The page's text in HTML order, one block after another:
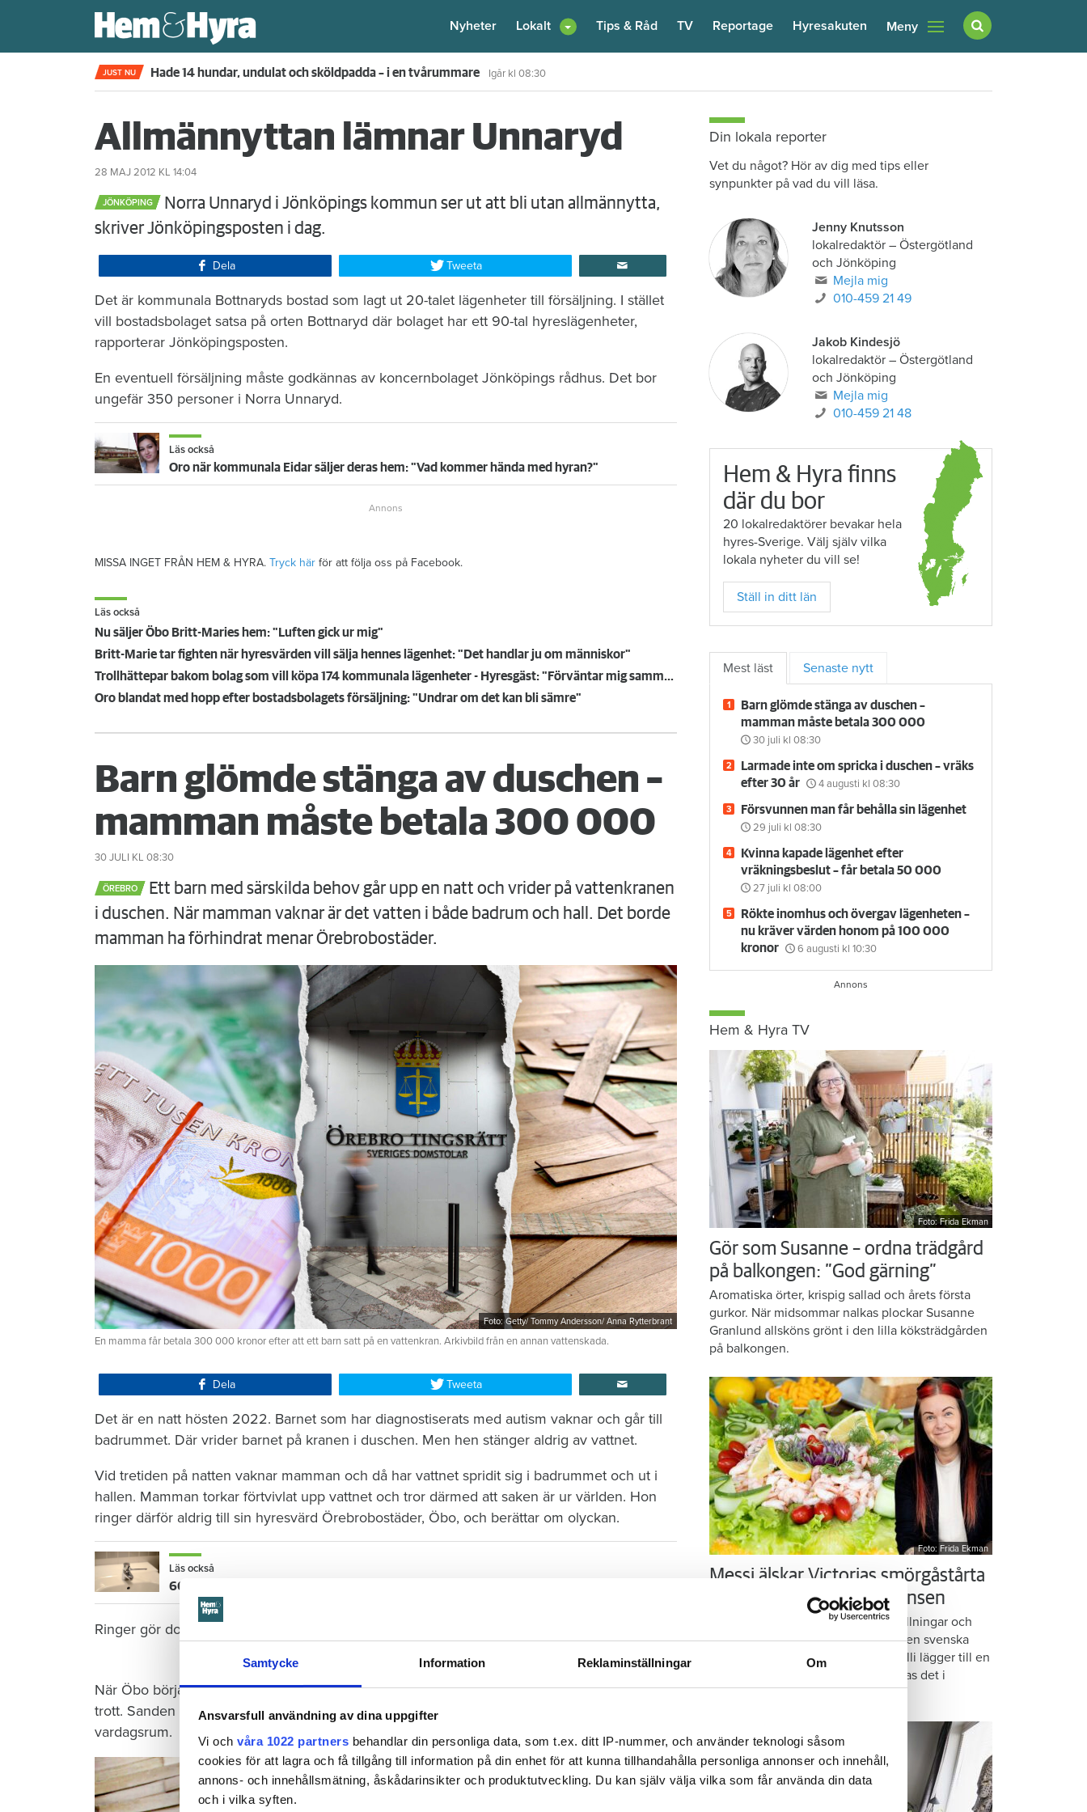
Samtycke Information Reklaminställningar Om
Ansvarsfull användning av dina uppgifter
Vi och våra 1022 partners behandlar din personliga data, som t.ex. ditt IP-nummer, och använder teknologi såsom
cookies för att lagra och få tillgång till information på din enhet för att kunna tillhandahålla personliga annonser och innehåll,
annons- och innehållsmätning, åskådarinsikter och produktutveckling. Du kan själv välja vilka som får använda din data
och i vilka syften.
Nyheter Lokalt Tips & Råd TV Reportage Hyresakuten Meny
JUST NU Kompisdealen blev verklighet – 40 år senare: "Flera fina fördelar med att dela bostad"
Allmännyttan lämnar Unnaryd
28 MAJ 2012 KL 14:04
JÖNKÖPING
Norra Unnaryd i Jönköpings kommun ser ut att bli utan allmännytta,
skriver Jönköpingsposten i dag.
Dela Tweeta
Det är kommunala Bottnaryds bostad som lagt ut 20-talet lägenheter till försäljning. I stället
vill bostadsbolaget satsa på orten Bottnaryd där bolaget har ett 90-tal hyreslägenheter,
rapporterar Jönköpingsposten.
En eventuell försäljning måste godkännas av koncernbolaget Jönköpings rådhus. Det bor
ungefär 350 personer i Norra Unnaryd.
Läs också
Oro när kommunala Eidar säljer deras hem: "Vad kommer hända med hyran?"
MISSA INGET FRÅN HEM & HYRA. Tryck här för att följa oss på Facebook.
Läs också
Nu säljer Öbo Britt-Maries hem: "Luften gick ur mig"
Britt-Marie tar fighten när hyresvärden vill sälja hennes lägenhet: "Det handlar ju om människor"
Trollhättepar bakom bolag som vill köpa 174 kommunala lägenheter - Hyresgäst: "Förväntar mig samma höga nivå"
Oro blandat med hopp efter bostadsbolagets försäljning: "Undrar om det kan bli sämre"
Barn glömde stänga av duschen –
mamman måste betala 300 000
30 JULI KL 08:30
ÖREBRO
Ett barn med särskilda behov går upp en natt och vrider på vattenkranen
i duschen. När mamman vaknar är det vatten i både badrum och hall. Det borde
mamman ha förhindrat menar Örebrobostäder.
Foto: Getty/ Tommy Andersson/ Anna Rytterbrant
En mamma får betala 300 000 kronor efter att ett barn satt på en vattenkran. Arkivbild från en annan vattenskada.
Dela Tweeta
Det är en natt hösten 2022. Barnet som har diagnostiserats med autism vaknar och går till
badrummet. Där vrider barnet på kranen i duschen. Men hen stänger aldrig av vattnet.
Vid tretiden på natten vaknar mamman och då har vattnet spridit sig i badrummet och ut i
hallen. Mamman torkar förtvivlat upp vattnet och tror därmed att saken är ur världen. Hon
ringer därför aldrig till sin hyresvärd Örebrobostäder, Öbo, och berättar om olyckan.
Läs också
600 kronor dyrare att bo efter vattenskada i Varberg
Ringer gör dock grannen nedanför – när det börjar läcka vatten genom taket.
När Öbo börjar undersöka skadan i januari 2023 visar det sig att den är större än man först
trott. Sanden under golvet har sugit upp vattnet så att det spridit sig in i både kök och
vardagsrum.
Din lokala reporter
Vet du något? Hör av dig med tips eller
synpunkter på vad du vill läsa.
Jenny Knutsson
lokalredaktör– Östergötland
och Jönköping
Mejla mig
010-459 21 49
Jakob Kindesjö
lokalredaktör– Östergötland
och Jönköping
Mejla mig
010-459 21 48
Hem & Hyra finns
där du bor
20 lokalredaktörer bevakar hela
hyres-Sverige. Välj själv vilka
lokala nyheter du vill se!
Ställ in ditt län
Mest läst Senaste nytt
Barn glömde stänga av duschen –
mamman måste betala 300 000
30 juli kl 08:30
Larmade inte om spricka i duschen – vräks
efter 30 år
4 augusti kl 08:30
Försvunnen man får behålla sin lägenhet
29 juli kl 08:30
Kvinna kapade lägenhet efter
vräkningsbeslut – får betala 50 000
27 juli kl 08:00
Rökte inomhus och övergav lägenheten –
nu kräver värden honom på 100 000
kronor
6 augusti kl 10:30
Hem & Hyra TV
Foto: Frida Ekman
Gör som Susanne – ordna trädgård
på balkongen: ”God gärning”
Aromatiska örter, krispig sallad och årets första
gurkor. När midsommar nalkas plockar Susanne
Granlund allsköns grönt i den lilla köksträdgården
på balkongen.
Foto: Frida Ekman
Messi älskar Victorias smörgåstårta
– trots den galna ingrediensen
Formbrödsskivor i rader, krämiga fyllningar och
krispiga grönsaker. Det är basen i den svenska
klassikern smörgåstårta. Victoria Lalli lägger till en
specialingrediens – och ändå vattnas det i
munnen på självaste Messi.